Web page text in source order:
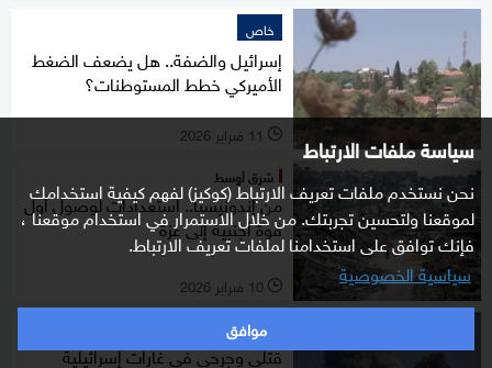
سياسة ملفات الارتباط
نحن نستخدم ملفات تعريف الارتباط (كوكيز) لفهم كيفية استخدامك
لموقعنا ولتحسين تجربتك. من خلال الاستمرار في استخدام موقعنا ،
فإنك توافق على استخدامنا لملفات تعريف الارتباط.
سياسية الخصوصية
موافق
خاص
إسرائيل والضفة.. هل يضعف الضغط
الأميركي خطط المستوطنات؟
l 11 فبراير 2026
شرق أوسط
من إندونيسيا.. استعدادات لوصول أول
قوة أجنبية إلى غزة
l 10 فبراير 2026
شرق أوسط
قتلى وجرحى في غارات إسرائيلية